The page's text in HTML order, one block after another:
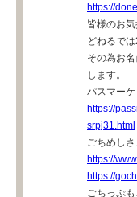
https://
皆様のお
どねるで
その為お
します。
パスマー
https://
srpj31.html
ごちめし
https://
https://
ごちっぷも